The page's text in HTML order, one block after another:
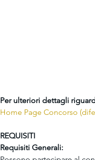
Per ulteriori dettagli
Home Page Concorso (
REQUISITI
Requisiti Generali: